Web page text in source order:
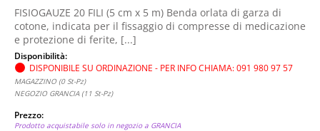
FISIOGAUZE 20 FILI (5 cm x 5 m) Benda orlata di garza di
cotone, indicata per il fissaggio di compresse di medicazione
e protezione di ferite, [...]
Disponibilità:
DISPONIBILE SU ORDINAZIONE - PER INFO CHIAMA: 091 980 97 57
MAGAZZINO (0 St-Pz)
NEGOZIO GRANCIA (11 St-Pz)
Prezzo:
Prodotto acquistabile solo in negozio a GRANCIA